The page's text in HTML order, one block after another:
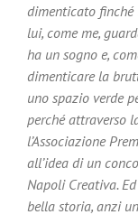
dimenticato finché
lui, come me,
ha un sogno e,
dimenticare la
uno spazio verde
perché attraverso
l’Associazione
all’idea di un
Napoli Creativa.
bella storia, anzi